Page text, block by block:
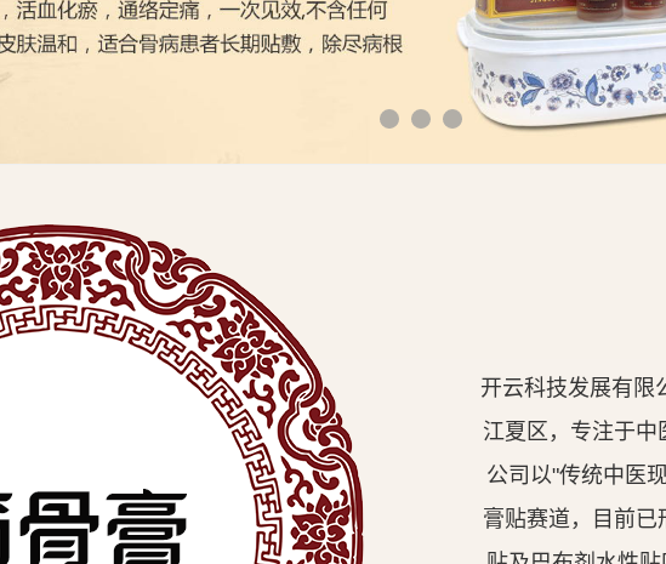
开云科技发展有限
江夏区，专注于
公司以"传统中医
膏贴赛道，目前